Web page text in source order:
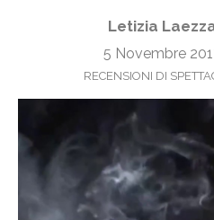
Letizia
5 Novembre
RECENSIONI DI